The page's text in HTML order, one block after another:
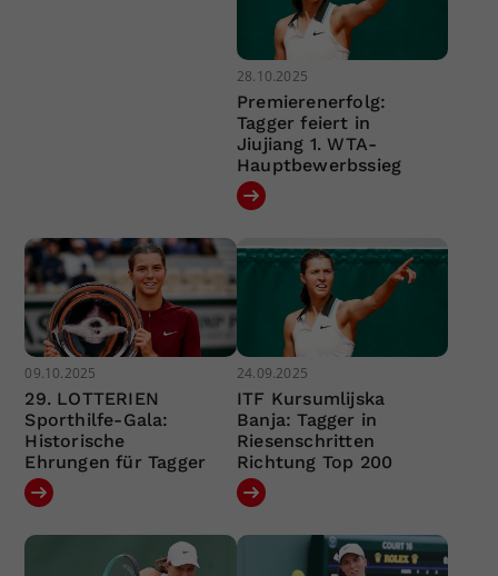
28.10.2025
Premierenerfolg:
Tagger feiert in
Jiujiang 1. WTA-
Hauptbewerbssieg
09.10.2025
29. LOTTERIEN
Sporthilfe-Gala:
Historische
Ehrungen für Tagger
24.09.2025
ITF Kursumlijska
Banja: Tagger in
Riesenschritten
Richtung Top 200